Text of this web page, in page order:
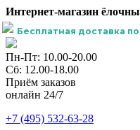
Интернет-магазин
Бесплатная доставка
Пн-Пт: 10.00-20.00
Сб: 12.00-18.00
Приём заказов
онлайн 24/7
+7 (495) 532-63-28